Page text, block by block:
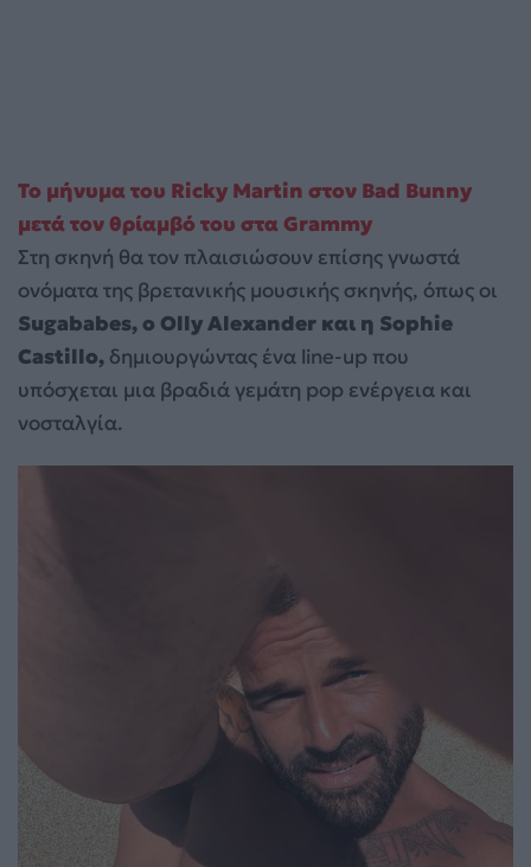
Το μήνυμα του Ricky Martin στον Bad Bunny
μετά τον θρίαμβό του στα Grammy
Στη σκηνή θα τον πλαισιώσουν επίσης γνωστά
ονόματα της βρετανικής μουσικής σκηνής, όπως οι
Sugababes, ο Olly Alexander και η Sophie
Castillo, δημιουργώντας ένα line-up που
υπόσχεται μια βραδιά γεμάτη pop ενέργεια και
νοσταλγία.